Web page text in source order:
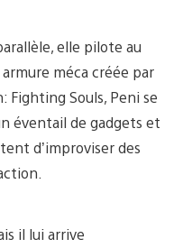
elle pilote au
méca créée par
Fighting Souls, Peni se
éventail de gadgets et
d’improviser des
il lui arrive